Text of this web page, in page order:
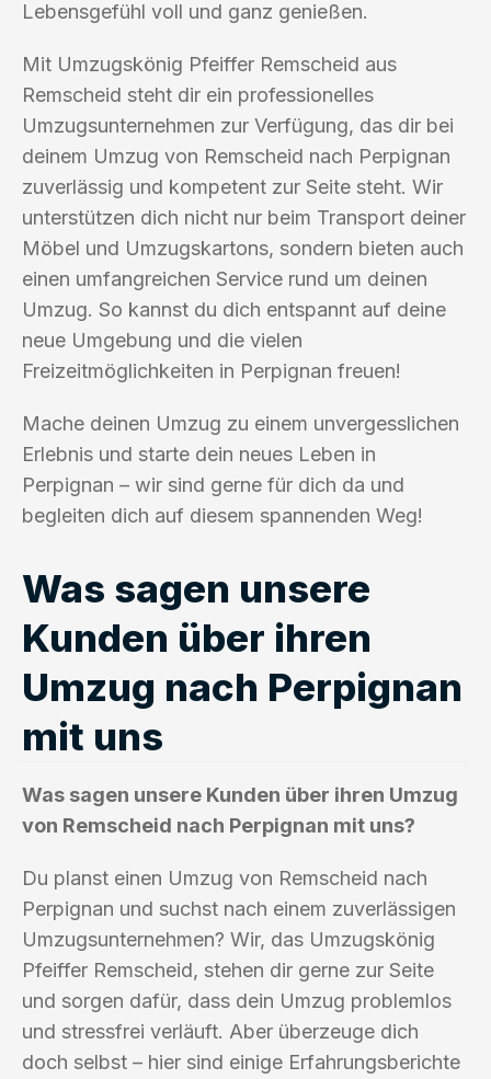
Lebensgefühl voll und ganz genießen.
Mit Umzugskönig Pfeiffer Remscheid aus
Remscheid steht dir ein professionelles
Umzugsunternehmen zur Verfügung, das dir bei
deinem Umzug von Remscheid nach Perpignan
zuverlässig und kompetent zur Seite steht. Wir
unterstützen dich nicht nur beim Transport deiner
Möbel und Umzugskartons, sondern bieten auch
einen umfangreichen Service rund um deinen
Umzug. So kannst du dich entspannt auf deine
neue Umgebung und die vielen
Freizeitmöglichkeiten in Perpignan freuen!
Mache deinen Umzug zu einem unvergesslichen
Erlebnis und starte dein neues Leben in
Perpignan – wir sind gerne für dich da und
begleiten dich auf diesem spannenden Weg!
Was sagen unsere
Kunden über ihren
Umzug nach Perpignan
mit uns
Was sagen unsere Kunden über ihren Umzug
von Remscheid nach Perpignan mit uns?
Du planst einen Umzug von Remscheid nach
Perpignan und suchst nach einem zuverlässigen
Umzugsunternehmen? Wir, das Umzugskönig
Pfeiffer Remscheid, stehen dir gerne zur Seite
und sorgen dafür, dass dein Umzug problemlos
und stressfrei verläuft. Aber überzeuge dich
doch selbst – hier sind einige Erfahrungsberichte